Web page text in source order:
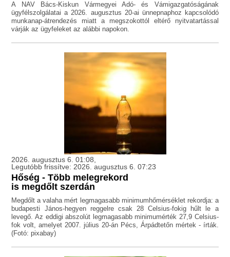
A NAV Bács-Kiskun Vármegyei Adó- és Vámigazgatóságának
ügyfélszolgálatai a 2026. augusztus 20-ai ünnepnaphoz kapcsolódó
munkanap-átrendezés miatt a megszokottól eltérő nyitvatartással
várják az ügyfeleket az alábbi napokon.
2026. augusztus 6. 01:08,
Legutóbb frissítve: 2026. augusztus 6. 07:23
Hőség - Több melegrekord
is megdőlt szerdán
Megdőlt a valaha mért legmagasabb minimumhőmérséklet rekordja: a
budapesti János-hegyen reggelre csak 28 Celsius-fokig hűlt le a
levegő. Az eddigi abszolút legmagasabb minimumérték 27,9 Celsius-
fok volt, amelyet 2007. július 20-án Pécs, Árpádtetőn mértek - írták.
(Fotó: pixabay)